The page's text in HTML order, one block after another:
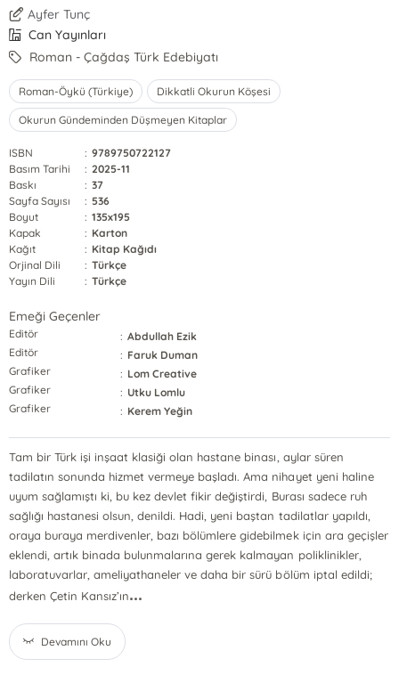
Ayfer Tunç
Can Yayınları
Roman - Çağdaş Türk Edebiyatı
Roman-Öykü (Türkiye) Dikkatli Okurun Köşesi
Okurun Gündeminden Düşmeyen Kitaplar
ISBN : 9789750722127
Basım Tarihi
: 2025-11
Baskı
: 37
Sayfa Sayısı
: 536
Boyut
: 135x195
Kapak
: Karton
Kağıt
: Kitap Kağıdı
Orjinal Dili
: Türkçe
Yayın Dili
: Türkçe
Emeği Geçenler
Editör : Abdullah Ezik
Editör
: Faruk Duman
Grafiker
: Lom Creative
Grafiker
: Utku Lomlu
Grafiker
: Kerem Yeğin
Tam bir Türk işi inşaat klasiği olan hastane binası, aylar süren
tadilatın sonunda hizmet vermeye başladı. Ama nihayet yeni haline
uyum sağlamıştı ki, bu kez devlet fikir değiştirdi, Burası sadece ruh
sağlığı hastanesi olsun, denildi. Hadi, yeni baştan tadilatlar yapıldı,
oraya buraya merdivenler, bazı bölümlere gidebilmek için ara geçişler
eklendi, artık binada bulunmalarına gerek kalmayan poliklinikler,
laboratuvarlar, ameliyathaneler ve daha bir sürü bölüm iptal edildi;
derken Çetin Kansız’ın...
Devamını Oku